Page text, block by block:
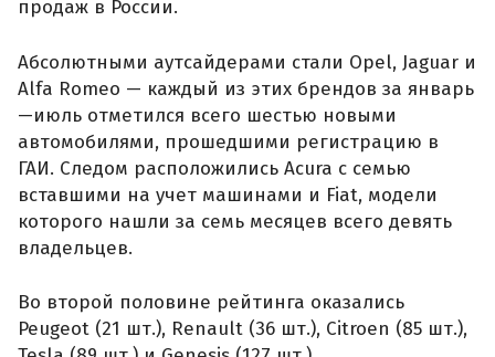
продаж в России.
Абсолютными аутсайдерами стали Opel, Jaguar и
Alfa Romeo — каждый из этих брендов за январь
—июль отметился всего шестью новыми
автомобилями, прошедшими регистрацию в
ГАИ. Следом расположились Acura с семью
вставшими на учет машинами и Fiat, модели
которого нашли за семь месяцев всего девять
владельцев.
Во второй половине рейтинга оказались
Peugeot (21 шт.), Renault (36 шт.), Citroen (85 шт.),